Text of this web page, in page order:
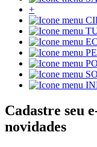
+
Cadastre seu
novidades